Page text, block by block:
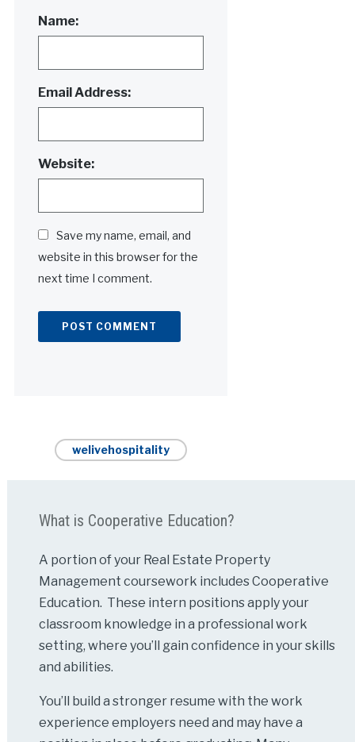
Name:
Email Address:
Website:
Save my name, email, and
website in this browser for the
next time I comment.
welivehospitality
What is Cooperative Education?
A portion of your Real Estate Property
Management coursework includes Cooperative
Education. These intern positions apply your
classroom knowledge in a professional work
setting, where you’ll gain confidence in your skills
and abilities.
You’ll build a stronger resume with the work
experience employers need and may have a